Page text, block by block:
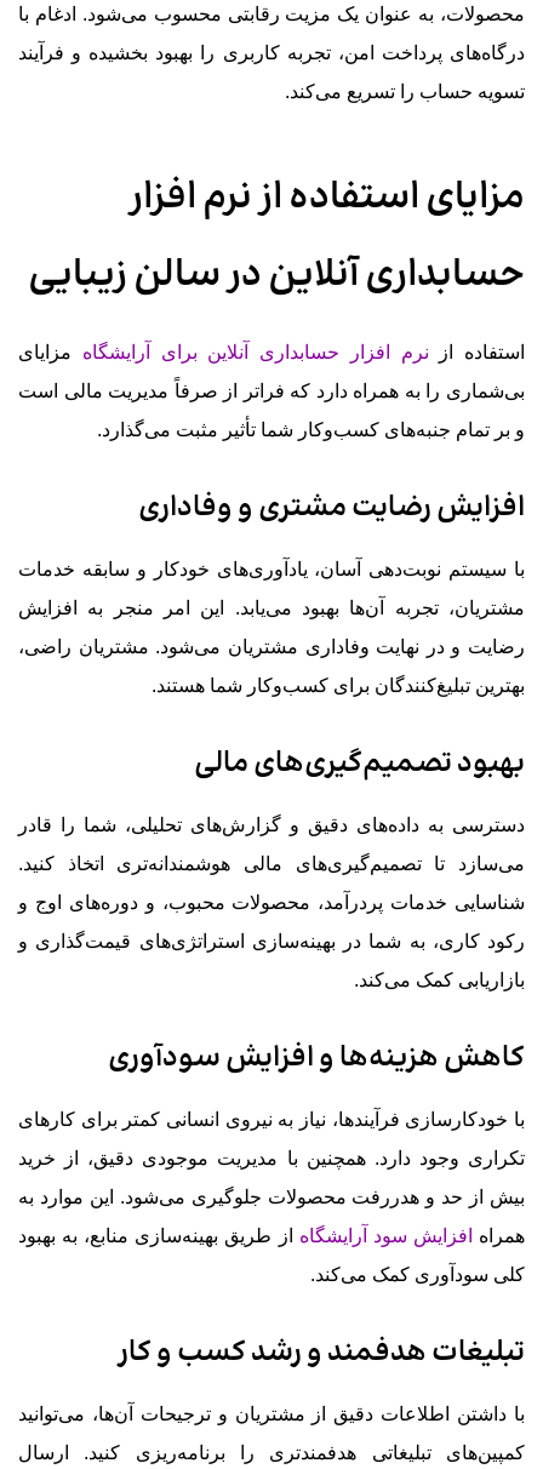
محصولات، به عنوان یک مزیت رقابتی محسوب می‌شود. ادغام با
درگاه‌های پرداخت امن، تجربه کاربری را بهبود بخشیده و فرآیند
تسویه حساب را تسریع می‌کند.
مزایای استفاده از نرم افزار
حسابداری آنلاین در سالن زیبایی
استفاده از نرم افزار حسابداری آنلاین برای آرایشگاه مزایای
بی‌شماری را به همراه دارد که فراتر از صرفاً مدیریت مالی است
و بر تمام جنبه‌های کسب‌وکار شما تأثیر مثبت می‌گذارد.
افزایش رضایت مشتری و وفاداری
با سیستم نوبت‌دهی آسان، یادآوری‌های خودکار و سابقه خدمات
مشتریان، تجربه آن‌ها بهبود می‌یابد. این امر منجر به افزایش
رضایت و در نهایت وفاداری مشتریان می‌شود. مشتریان راضی،
بهترین تبلیغ‌کنندگان برای کسب‌وکار شما هستند.
بهبود تصمیم‌گیری‌های مالی
دسترسی به داده‌های دقیق و گزارش‌های تحلیلی، شما را قادر
می‌سازد تا تصمیم‌گیری‌های مالی هوشمندانه‌تری اتخاذ کنید.
شناسایی خدمات پردرآمد، محصولات محبوب، و دوره‌های اوج و
رکود کاری، به شما در بهینه‌سازی استراتژی‌های قیمت‌گذاری و
بازاریابی کمک می‌کند.
کاهش هزینه‌ها و افزایش سودآوری
با خودکارسازی فرآیندها، نیاز به نیروی انسانی کمتر برای کارهای
تکراری وجود دارد. همچنین با مدیریت موجودی دقیق، از خرید
بیش از حد و هدررفت محصولات جلوگیری می‌شود. این موارد به
همراه
افزایش سود آرایشگاه از طریق بهینه‌سازی منابع، به بهبود
کلی سودآوری کمک می‌کند.
تبلیغات هدفمند و رشد کسب و کار
با داشتن اطلاعات دقیق از مشتریان و ترجیحات آن‌ها، می‌توانید
کمپین‌های تبلیغاتی هدفمندتری را برنامه‌ریزی کنید. ارسال